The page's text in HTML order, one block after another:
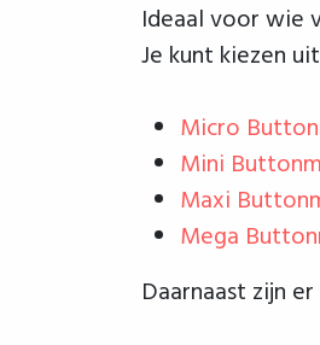
Ideaal voor wie
Je kunt kiezen
Micro
Mini
Maxi
Mega
Daarnaast zijn er